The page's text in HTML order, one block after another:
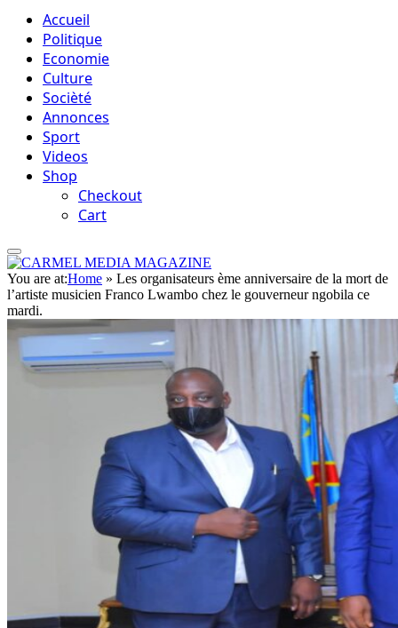
Accueil
Politique
Economie
Culture
Socièté
Annonces
Sport
Videos
Shop
Checkout
Cart
You are at:Home » Les organisateurs ème anniversaire de la mort de
l’artiste musicien Franco Lwambo chez le gouverneur ngobila ce
mardi.